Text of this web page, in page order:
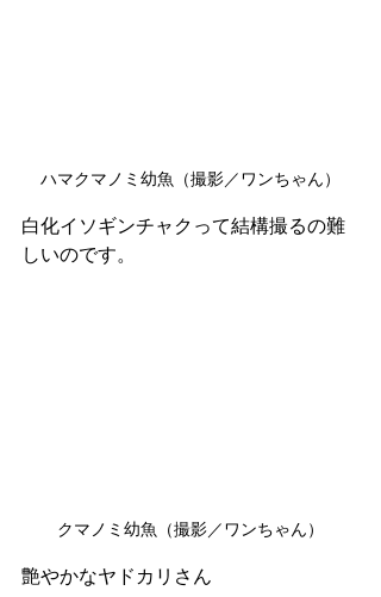
ハマクマノミ幼魚（撮影／ワンちゃん）
白化イソギンチャクって結構撮るの難
しいのです。
クマノミ幼魚（撮影／ワンちゃん）
艶やかなヤドカリさん